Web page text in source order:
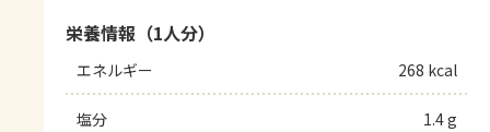
栄養情報（1人分）
エネルギー 268 kcal
塩分 1.4 g